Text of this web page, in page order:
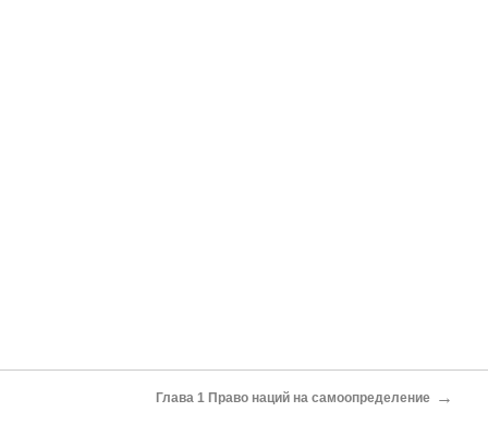
Глава 1 Право наций на самоопределение →